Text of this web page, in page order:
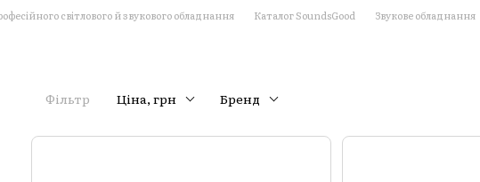
світлового й звукового обладнання Каталог SoundsGood Звукове обладнання
Фільтр Ціна, грн Бренд